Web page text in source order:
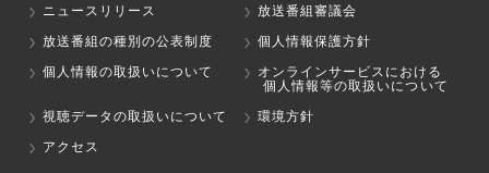
ニュースリリース
放送番組審議会
放送番組の種別の公表制度
個人情報保護方針
個人情報の取扱いについて
オンラインサービスにおける
個人情報等の取扱いについて
視聴データの取扱いについて
環境方針
アクセス